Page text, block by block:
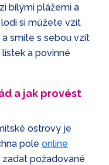
bílými plážemi a
si můžete vzít
smíte s sebou vzít
a povinné
a jak provést
ostrovy je
pole online
zadat požadované